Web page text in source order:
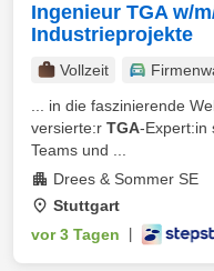
Ingenieur TGA w/
Industrieprojekte
Vollzeit
... in die faszinierende
versierte:r TGA
Teams und ...
Drees & Sommer SE
Stuttgart
vor 3 Tagen